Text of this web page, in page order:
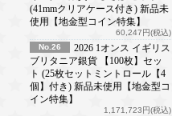
(41mmクリアケース付き) 新品未
使用【地金型コイン特集】
60,247円(税込)
No.26
2026 1オンス イギリス
ブリタニア銀貨 【100枚】セッ
ト (25枚セットミントロール【4
個】付き) 新品未使用【地金型コ
イン特集】
1,171,723円(税込)